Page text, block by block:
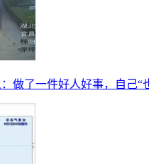
做了一件好人好事，自己“